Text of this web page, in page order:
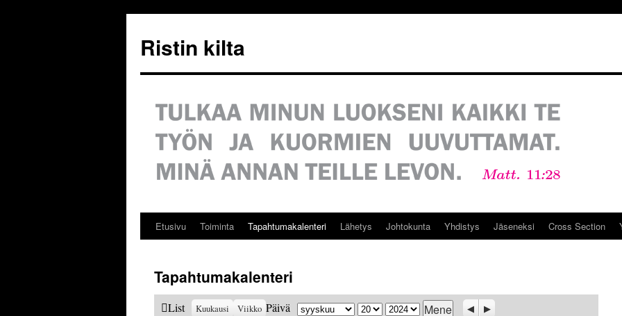
Ristin kilta
Etusivu Toiminta Tapahtumakalenteri Lähetys Johtokunta Yhdistys Jäseneksi Cross Section
Tapahtumakalenteri
View
List Kuukausi Viikko Päivä Kuukausi PäiväVuosi Previous
Seuraava